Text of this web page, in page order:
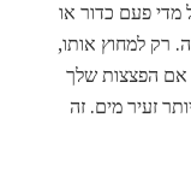
מדי פעם כדור או
רק למחוץ אותו,
אם הפצצות שלך
זעיר מים. זה